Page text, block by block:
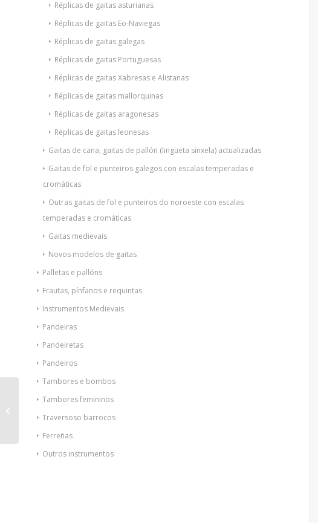
Réplicas de gaitas asturianas
Réplicas de gaitas Eo-Naviegas
Réplicas de gaitas galegas
Réplicas de gaitas Portuguesas
Réplicas de gaitas Xabresas e Alistanas
Réplicas de gaitas mallorquinas
Réplicas de gaitas aragonesas
Réplicas de gaitas leonesas
Gaitas de cana, gaitas de pallón (lingüeta sinxela) actualizadas
Gaitas de fol e punteiros galegos con escalas temperadas e
cromáticas
Outras gaitas de fol e punteiros do noroeste con escalas
temperadas e cromáticas
Gaitas medievais
Novos modelos de gaitas
Palletas e pallóns
Frautas, pínfanos e requintas
Instrumentos Medievais
Pandeiras
Pandeiretas
Pandeiros
Tambores e bombos
Tambores femininos
Traversoso barrocos
Ferreñas
Outros instrumentos
Gaita do Gil do Cubo
(Bragança)